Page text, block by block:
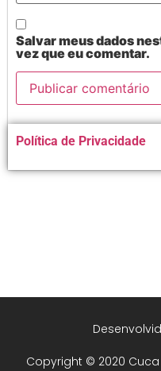
Salvar meus dados
vez que eu comentar.
Alternative:
Política de Privacidade
Copyright © 2020